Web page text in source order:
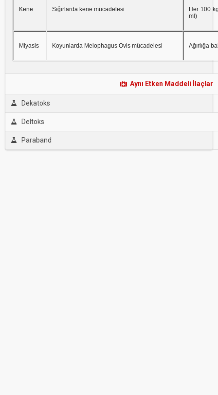
Kene Sığırlarda kene mücadelesi
Her 100
ml)
Miyasis Koyunlarda Melophagus Ovis mücadelesi Ağırlığa
Aynı Etken Maddeli İlaçlar
Dekatoks
Deltoks
Paraband